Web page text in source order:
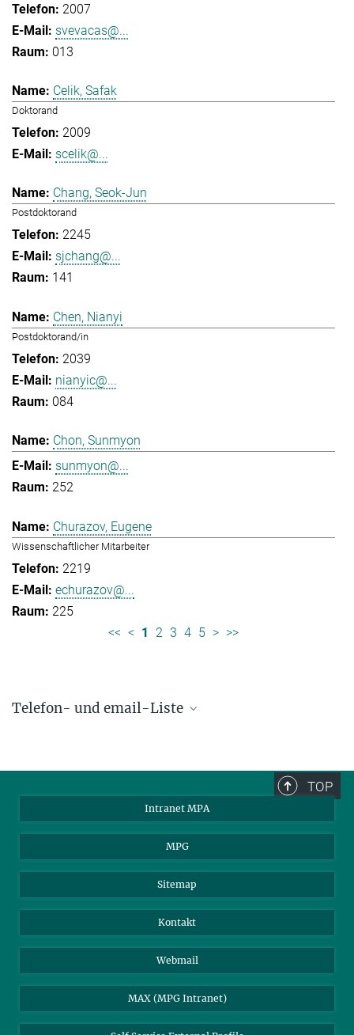
2007
svevacas@...
013
Celik, Safak
Doktorand
2009
scelik@...
Chang, Seok-Jun
Postdoktorand
2245
sjchang@...
141
Chen, Nianyi
Postdoktorand/in
2039
nianyic@...
084
Chon, Sunmyon
sunmyon@...
252
Churazov, Eugene
Wissenschaftlicher Mitarbeiter
2219
echurazov@...
225
<< < 1 2 3 4 5 > >>
Telefon- und email-Liste
85748 Garching, Germany
TOP
Intranet MPA
MPG
Sitemap
Kontakt
Webmail
MAX (MPG Intranet)